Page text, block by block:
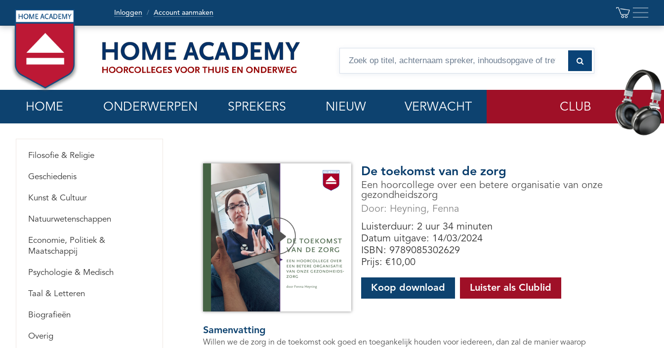
Inloggen / Account aanmaken
HOME ONDERWERPEN SPREKERS NIEUW VERWACHT CLUB
Filosofie & Religie
Geschiedenis
Kunst & Cultuur
Natuurwetenschappen
Economie, Politiek &
Maatschappij
Psychologie & Medisch
Taal & Letteren
Biografieën
Overig
De toekomst van de zorg
Een hoorcollege over een betere organisatie van onze
gezondheidszorg
Door: Heyning, Fenna
Luisterduur: 2 uur 34 minuten
Datum uitgave: 14/03/2024
ISBN: 9789085302629
Prijs: €10,00
Koop download Luister als Clublid
Samenvatting
Willen we de zorg in de toekomst ook goed en toegankelijk houden voor iedereen, dan zal de manier waarop